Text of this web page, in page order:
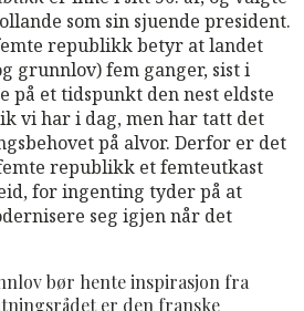
som sin sjuende president.
republikk betyr at landet
grunnlov) fem ganger, sist i
på et tidspunkt den nest eldste
vi har i dag, men har tatt det
på alvor. Derfor er det
republikk et femteutkast
for ingenting tyder på at
seg igjen når det
bør hente inspirasjon fra
er den franske